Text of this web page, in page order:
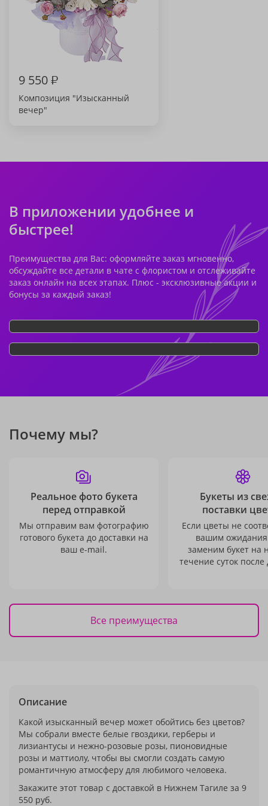
9 550₽
Композиция "Изысканный
вечер"
В приложении удобнее и
быстрее!
Преимущества для Вас: оформляйте заказ мгновенно,
обсуждайте все детали в чате с флористом и отслеживайте
заказ онлайн на всех этапах. Плюс - эксклюзивные акции и
бонусы за каждый заказ!
Почему мы?
Реальное фото букета
перед отправкой
Мы отправим вам фотографию
готового букета до доставки на
ваш e-mail.
Букеты из
поставки
Если цветы не
вашим
заменим букет на
течение суток после
Все преимущества
Описание
Какой изысканный вечер может обойтись без цветов?
Мы собрали вместе белые гвоздики, герберы и
лизиантусы и нежно-розовые розы, пионовидные
розы и маттиолу, чтобы вы смогли создать самую
романтичную атмосферу для любимого человека.
Закажите этот товар с доставкой в Нижнем Тагиле за 9
550 руб.